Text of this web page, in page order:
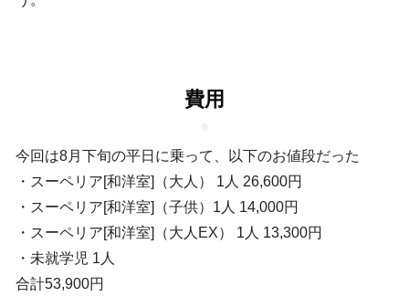
費用
今回は8月下旬の平日に乗って、以下のお値段だった
・スーペリア[和洋室]（大人） 1人 26,600円
・スーペリア[和洋室]（子供）1人 14,000円
・スーペリア[和洋室]（大人EX） 1人 13,300円
・未就学児 1人
合計53,900円